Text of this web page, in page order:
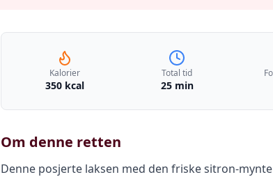
Kalorier
350 kcal
Total tid
25 min
Om denne retten
Denne posjerte laksen med den friske sitron-